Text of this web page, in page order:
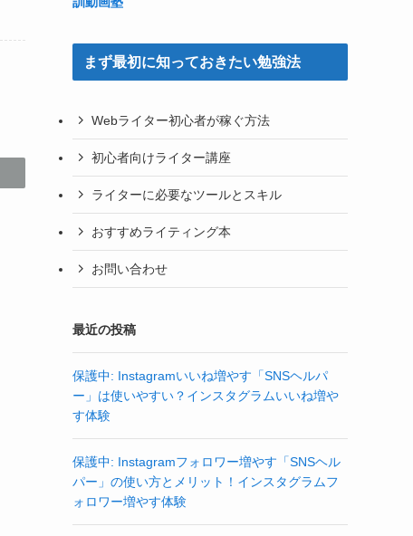
まず最初に知っておきたい勉強法
Webライター初心者が稼ぐ方法
初心者向けライター講座
ライターに必要なツールとスキル
おすすめライティング本
お問い合わせ
最近の投稿
保護中: Instagramいいね増やす「SNSヘルパ
ー」は使いやすい？インスタグラムいいね増や
す体験
保護中: Instagramフォロワー増やす「SNSヘル
パー」の使い方とメリット！インスタグラムフ
ォロワー増やす体験